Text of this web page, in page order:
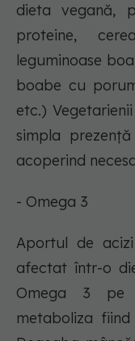
dieta vegană,
proteine,
leguminoase
boabe cu
etc.)
simpla
acoperind
- Omega 3
Aportul de
afectat într-o
Omega 3 pe
metaboliza